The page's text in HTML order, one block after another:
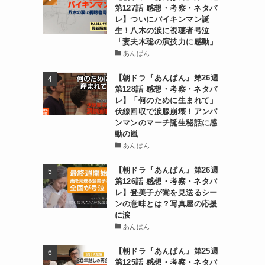
第127話 感想・考察・ネタバ
レ】ついにバイキンマン誕
生！八木の涙に視聴者号泣
「妻夫木聡の演技力に感動」
あんぱん
【朝ドラ『あんぱん』第26週
第128話 感想・考察・ネタバ
レ】「何のために生まれて」
伏線回収で涙腺崩壊！アンパ
ンマンのマーチ誕生秘話に感
動の嵐
あんぱん
【朝ドラ『あんぱん』第26週
第126話 感想・考察・ネタバ
レ】登美子が嵩を見送るシー
ンの意味とは？写真屋の応援
に涙
あんぱん
【朝ドラ『あんぱん』第25週
第125話 感想・考察・ネタバ